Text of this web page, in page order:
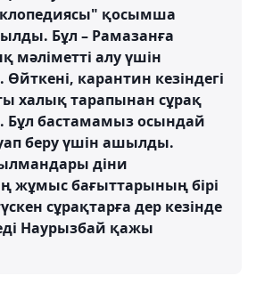
қосымша
Бұл – Рамазанға
мәліметті алу үшін
карантин кезіндегі
халық тарапынан сұрақ
бастамамыз осындай
беру үшін ашылды.
діни
жұмыс бағыттарының бірі
сұрақтарға дер кезінде
Наурызбай қажы